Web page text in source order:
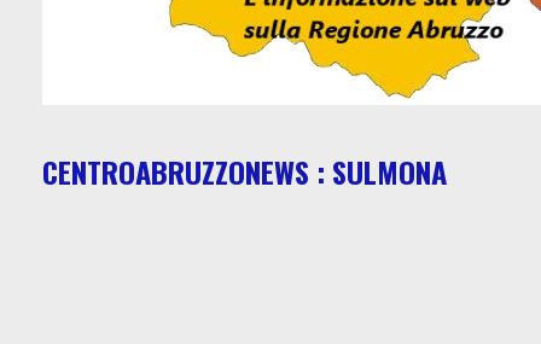
CENTROABRUZZONEWS : SULMONA